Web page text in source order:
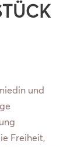
und
Freiheit,